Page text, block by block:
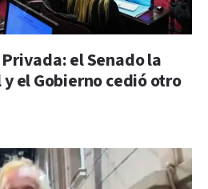
el Senado la
el Gobierno cedió otro